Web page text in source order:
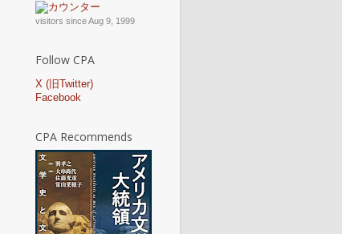
visitors since Aug 9, 1999
Follow CPA
X (旧Twitter)
Facebook
CPA Recommends